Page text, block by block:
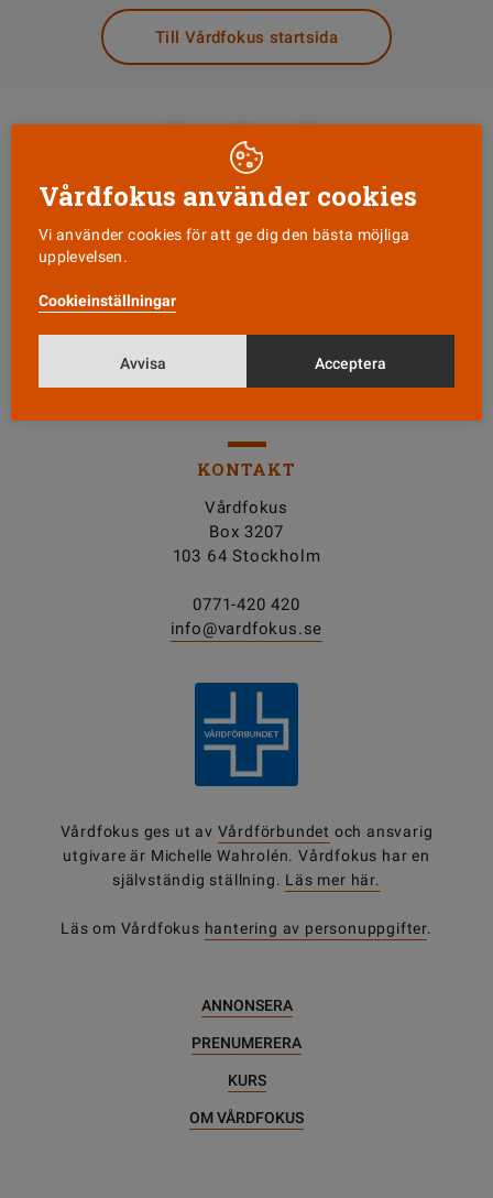
Till Vårdfokus startsida
Läs senaste numret
KONTAKT
Vårdfokus
Box 3207
103 64 Stockholm
0771-420 420
info@vardfokus.se
Vårdfokus ges ut av Vårdförbundet och ansvarig
utgivare är Michelle Wahrolén. Vårdfokus har en
självständig ställning. Läs mer här.
Läs om Vårdfokus hantering av personuppgifter.
ANNONSERA
PRENUMERERA
KURS
OM VÅRDFOKUS
Vårdfokus använder cookies
Vi använder cookies för att ge dig den bästa möjliga
upplevelsen.
Cookieinställningar
Avvisa Acceptera